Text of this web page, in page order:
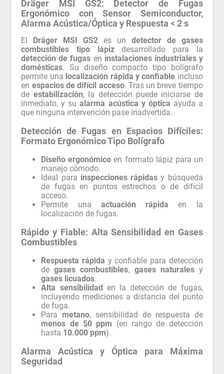
Dräger MSI GS2: Detector de Fugas
Ergonómico con Sensor Semiconductor,
Alarma Acústica/Óptica y Respuesta < 2 s
El Dräger MSI GS2 es un detector de gases
combustibles tipo lápizdesarrollado para la
detección de fugas en instalaciones industriales y
domésticas. Su diseño compacto tipo bolígrafo
permite una localización rápida y confiable incluso
en espacios de difícil acceso. Tras un breve tiempo
de estabilización, la detección puede iniciarse de
inmediato, y sualarma acústica y óptica ayuda a
que ninguna intervención pase inadvertida.
Detección de Fugas en Espacios Difíciles:
Formato Ergonómico Tipo Bolígrafo
Diseño ergonómico en formato lápiz para un
manejo cómodo.
Ideal para inspecciones rápidas y búsqueda
de fugas en puntos estrechos o de difícil
acceso.
Permite una actuación rápida en la
localización de fugas.
Rápido y Fiable: Alta Sensibilidad en Gases
Combustibles
Respuesta rápida y confiable para detección
degases combustibles, gases naturalesy
gases licuados.
Alta sensibilidad en la detección de fugas,
incluyendo mediciones a distancia del punto
de fuga.
Para metano, sensibilidad de respuesta de
menos de 50 ppm (en rango de detección
hasta 10.000 ppm).
Alarma Acústica y Óptica para Máxima
Seguridad